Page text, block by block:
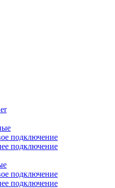
подключение
подключение
подключение
подключение